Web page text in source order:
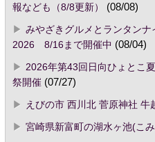
報なども（8/8更新）
(08/08)
みやざきグルメとランタン
2026 8/16まで開催中 (08/04)
2026年第43回日向ひょとこ
祭開催(07/27)
えびの市 西川北 菅原神社
宮崎県新富町の湖水ヶ池(こ